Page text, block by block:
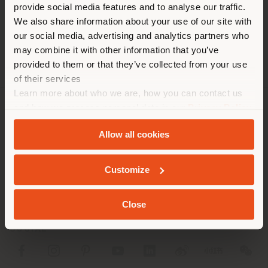
provide social media features and to analyse our traffic.
We also share information about your use of our site with
our social media, advertising and analytics partners who
may combine it with other information that you’ve
provided to them or that they’ve collected from your use
of their services
Learn more about who we are, how you can contact us
andCookie Policy.
Allow all cookies
Customize
Close
[email protected]
EINEN TERMIN ANFRAGEN
Land als Ihrem Standort. Wir
empfehlen Ihnen, sich richtig
zu orientieren, um Einkäufe
tätigen zu können. (us)
GEOLOKALISIERT
INFO & DIENSTLEISTUNGEN
SOCIAL